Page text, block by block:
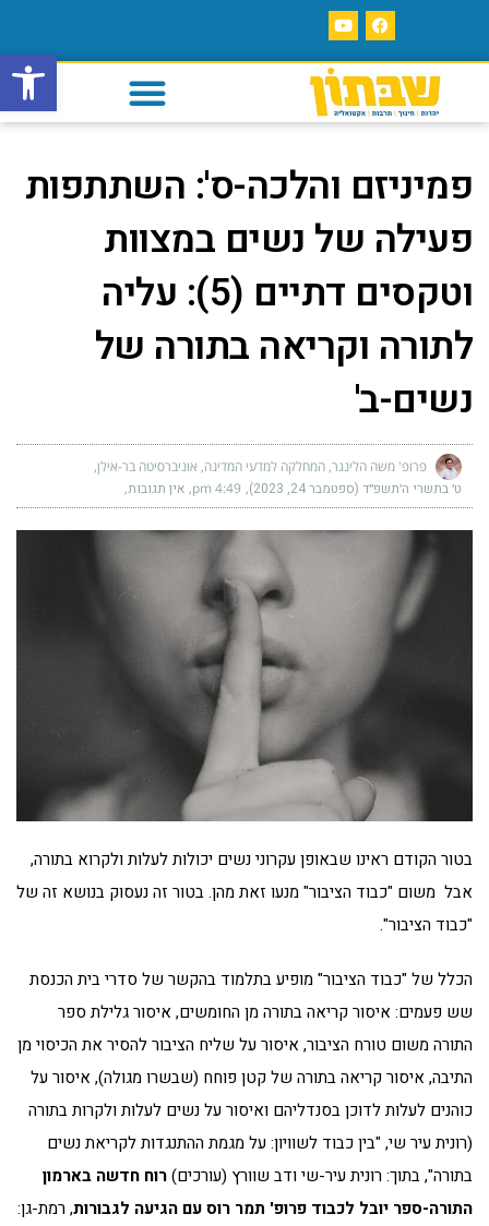
פתח
פמיניזם והלכה-ס': השתתפות
פעילה של נשים במצוות
וטקסים דתיים (5): עליה
לתורה וקריאה בתורה של
נשים-ב'
פרופ' משה הלינגר, המחלקה למדעי המדינה, אוניברסיטה בר-אילן
ט׳ בתשרי ה׳תשפ״ד (ספטמבר 24, 2023) 4:49 pm אין תגובות
בטור הקודם ראינו שבאופן עקרוני נשים יכולות לעלות ולקרוא בתורה,
אבל משום "כבוד הציבור" מנעו זאת מהן. בטור זה נעסוק בנושא זה של
"כבוד הציבור".
הכלל של "כבוד הציבור" מופיע בתלמוד בהקשר של סדרי בית הכנסת
שש פעמים: איסור קריאה בתורה מן החומשים, איסור גלילת ספר
התורה משום טורח הציבור, איסור על שליח הציבור להסיר את הכיסוי מן
התיבה, איסור קריאה בתורה של קטן פוחח (שבשרו מגולה), איסור על
כוהנים לעלות לדוכן בסנדליהם ואיסור על נשים לעלות ולקרות בתורה
(רונית עיר שי, "בין כבוד לשוויון: על מגמת ההתנגדות לקריאת נשים
בתורה", בתוך: רונית עיר-שי ודב שוורץ (עורכים)רוח חדשה בארמון
התורה-ספר יובל לכבוד פרופ' תמר רוס עם הגיעה לגבורות, רמת-גן: